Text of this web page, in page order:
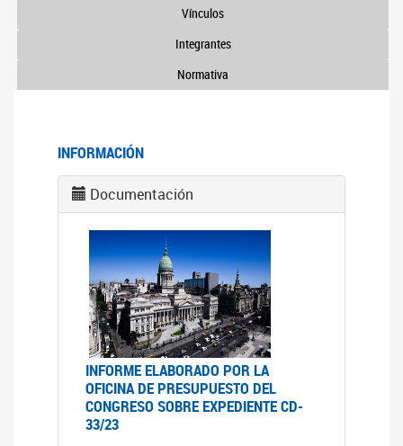
Vínculos
Integrantes
Normativa
INFORMACIÓN
Documentación
INFORME ELABORADO POR LA
OFICINA DE PRESUPUESTO DEL
CONGRESO SOBRE EXPEDIENTE CD-
33/23